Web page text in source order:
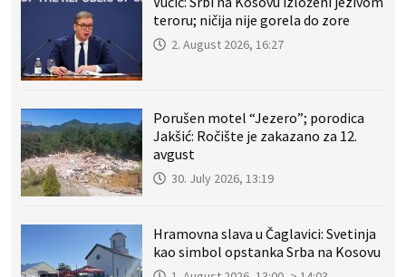
teroru; ničija nije gorela do zore
2. August 2026, 16:27
Porušen motel “Jezero”; porodica
Jakšić: Ročište je zakazano za 12.
avgust
30. July 2026, 13:19
Hramovna slava u Čaglavici: Svetinja
kao simbol opstanka Srba na Kosovu